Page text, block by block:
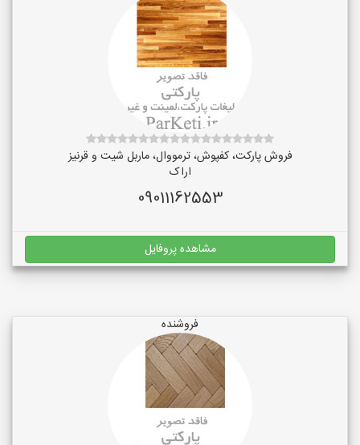
فروش پارکت، کفپوش، ترمووال، ماربل شیت و قرنیز
اراک
09011162553
مشاهده پروفایل
فروشنده